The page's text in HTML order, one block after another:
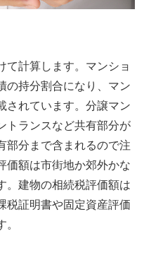
て計算します。マンショ
の持分割合になり、マン
されています。分譲マン
トランスなど共有部分が
部分まで含まれるので注
価額は市街地か郊外かな
。建物の相続税評価額は
税証明書や固定資産評価